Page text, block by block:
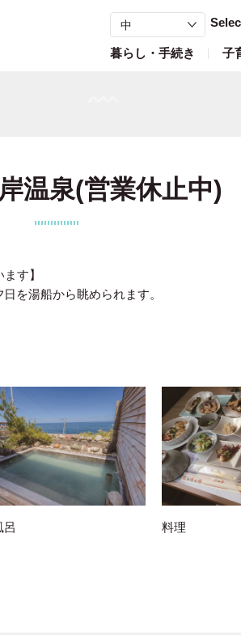
暮らし・手続き 子
温泉(営業休止中)
す】
を湯船から眺められます。
呂 料理